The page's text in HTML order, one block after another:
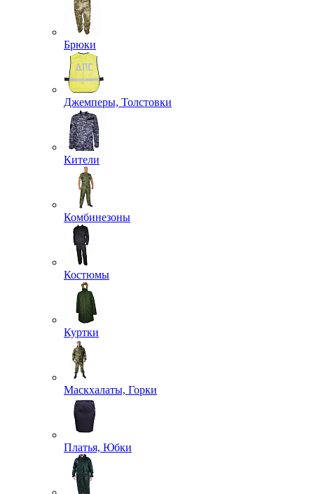
Брюки
Джемперы, Толстовки
Кители
Комбинезоны
Костюмы
Куртки
Маскхалаты, Горки
Платья, Юбки